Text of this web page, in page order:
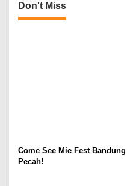
Don't Miss
Come See Mie Fest Bandung
Pecah!